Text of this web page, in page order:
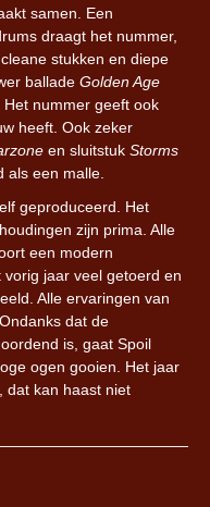
samen. Een
draagt het nummer,
stukken en diepe
ballade Golden Age
nummer geeft ook
heeft. Ook zeker
en sluitstuk Storms
een malle.
geproduceerd. Het
zijn prima. Alle
een modern
jaar veel getoerd en
Alle ervaringen van
dat de
is, gaat Spoil
ogen gooien. Het jaar
dat kan haast niet